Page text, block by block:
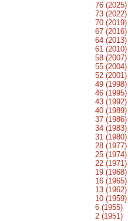
76 (2025)
73 (2022)
70 (2019)
67 (2016)
64 (2013)
61 (2010)
58 (2007)
55 (2004)
52 (2001)
49 (1998)
46 (1995)
43 (1992)
40 (1989)
37 (1986)
34 (1983)
31 (1980)
28 (1977)
25 (1974)
22 (1971)
19 (1968)
16 (1965)
13 (1962)
10 (1959)
6 (1955)
2 (1951)